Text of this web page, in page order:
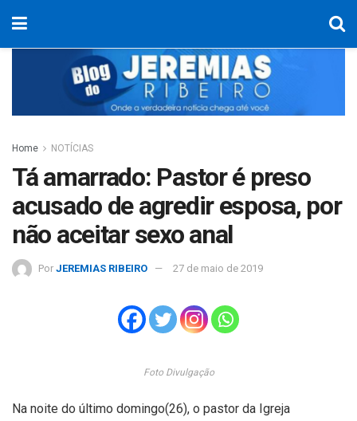
Home NOTÍCIAS
Tá amarrado: Pastor é preso
acusado de agredir esposa, por
não aceitar sexo anal
Por JEREMIAS RIBEIRO 27 de maio de 2019
Foto Divulgação
Na noite do último domingo(26), o pastor da Igreja